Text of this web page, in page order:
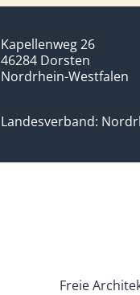
Kapellenweg 26
46284 Dorsten
Nordrhein-Westfalen
Landesverband:
Freie